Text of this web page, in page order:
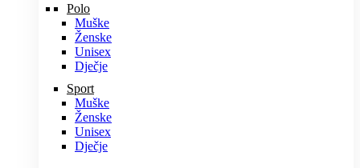
Polo
Muške
Ženske
Unisex
Dječje
Sport
Muške
Ženske
Unisex
Dječje